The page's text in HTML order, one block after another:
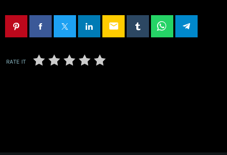
email
RATE IT